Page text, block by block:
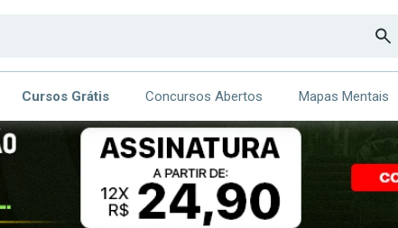
Cursos Grátis Concursos Abertos Mapas Mentais